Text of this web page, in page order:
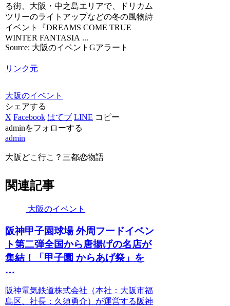
る街、大阪・中之島エリアで、ドリカム
ツリーのライトアップなどの冬の風物詩
イベント『DREAMS COME TRUE
WINTER FANTASIA ...
Source: 大阪のイベントGアラート
リンク元
大阪のイベント
シェアする
X Facebook はてブ LINE コピー
adminをフォローする
admin
大阪どこ行こ？三都恋物語
関連記事
大阪のイベント
阪神甲子園球場 外周フードイベン
ト第二弾全国から唐揚げの名店が
集結！「甲子園 からあげ祭」を
…
阪神電気鉄道株式会社（本社：大阪市福
島区、社長：久須勇介）が運営する阪神